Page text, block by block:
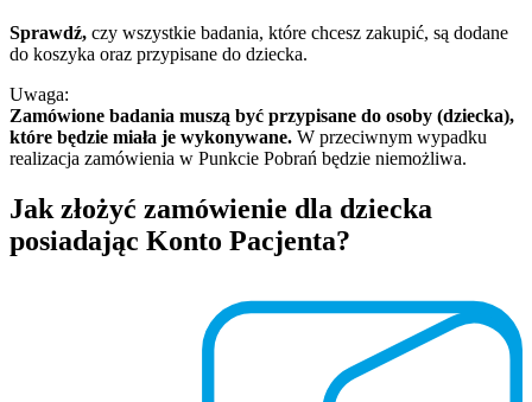
Sprawdź, czy wszystkie badania, które chcesz zakupić, są dodane
do koszyka oraz przypisane do dziecka.
Uwaga:
Zamówione badania muszą być przypisane do osoby (dziecka),
które będzie miała je wykonywane. W przeciwnym wypadku
realizacja zamówienia w Punkcie Pobrań będzie niemożliwa.
Jak złożyć zamówienie dla dziecka
posiadając Konto Pacjenta?